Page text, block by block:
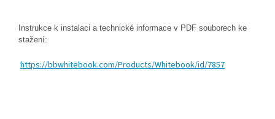
Instrukce k instalaci a technické informace v PDF souborech ke
stažení:
https://bbwhitebook.com/Products/Whitebook/id/7857